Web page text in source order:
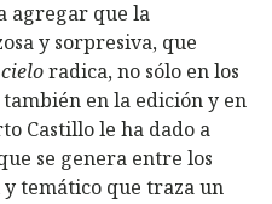
agregar que la
y sorpresiva, que
radica, no sólo en los
en la edición y en
Castillo le ha dado a
se genera entre los
temático que traza un